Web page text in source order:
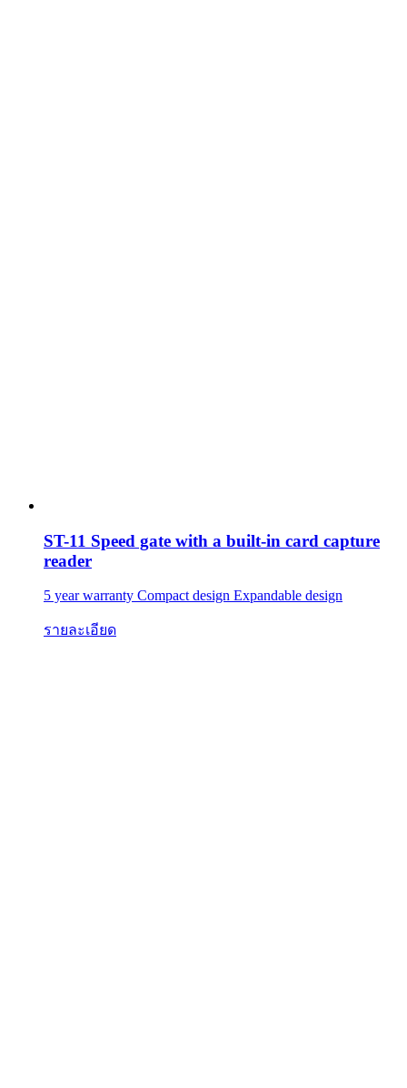
ST-11 Speed gate with a built-in card capture
reader
5 year warranty Compact design Expandable design
รายละเอียด